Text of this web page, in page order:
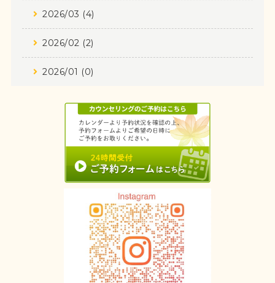
2026/03 (4)
2026/02 (2)
2026/01 (0)